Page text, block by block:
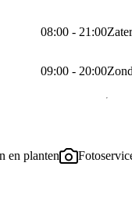
08:00 - 21:00
09:00 - 20:00
en planten